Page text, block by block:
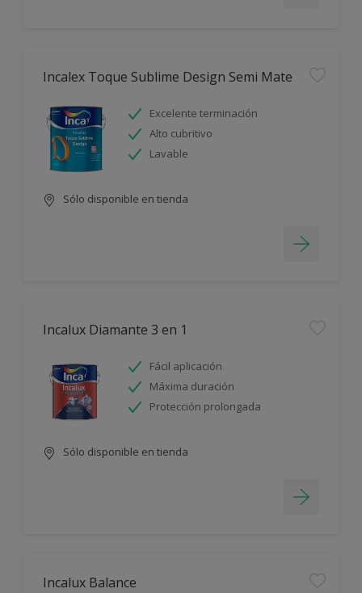
Incalex Toque Sublime Design Semi Mate
Excelente terminación
Alto cubritivo
Lavable
Sólo disponible en tienda
Incalux Diamante 3 en 1
Fácil aplicación
Máxima duración
Protección prolongada
Sólo disponible en tienda
Incalux Balance